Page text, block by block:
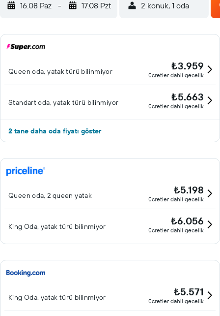
16.08 Paz - 17.08 Pzt 2 konuk, 1 oda
Queen oda, yatak türü bilinmiyor ₺3.959
ücretler dahil gecelik
Standart oda, yatak türü bilinmiyor ₺5.663
ücretler dahil gecelik
2 tane daha oda fiyatı göster
Queen oda, 2 queen yatak ₺5.198
ücretler dahil gecelik
King Oda, yatak türü bilinmiyor ₺6.056
ücretler dahil gecelik
King Oda, yatak türü bilinmiyor ₺5.571
ücretler dahil gecelik